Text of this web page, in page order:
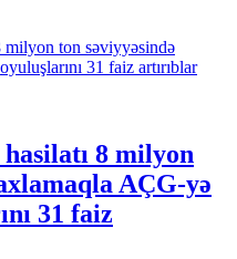
8 milyon
AÇG-yə
31 faiz